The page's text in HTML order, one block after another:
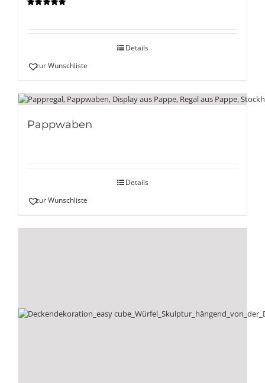
Details
zur Wunschliste
Pappwaben
Details
zur Wunschliste